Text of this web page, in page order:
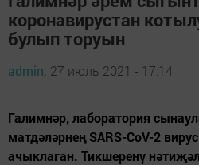
коронавирустан
булып торуын
admin, 27 июль 2021 - 17:14
Галимнәр, лаборатория
матдәләрнең SARS-CoV-2
ачыклаган. Тикшеренү